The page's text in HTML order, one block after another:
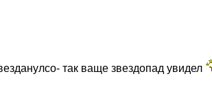
так ваще звездопад увидел